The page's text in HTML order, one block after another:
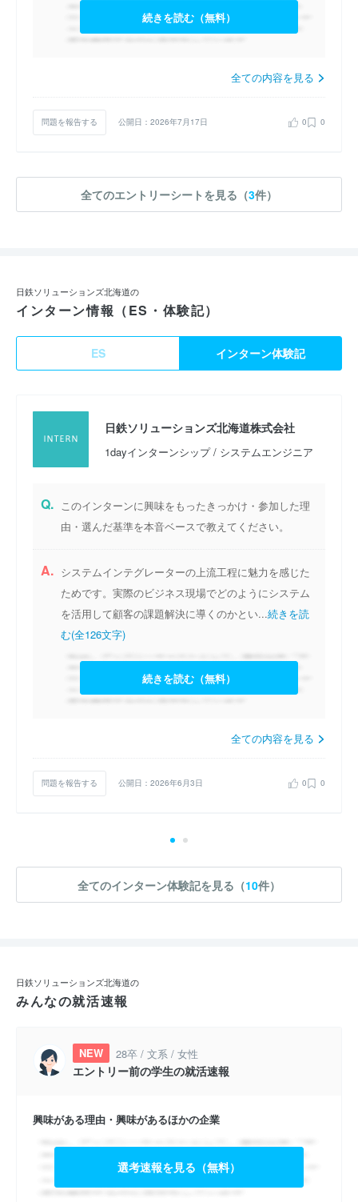
続きを読む（無料）
全ての内容を見る
問題を報告する 公開日：2026年7月17日 0 0
全てのエントリーシートを見る（3件）
日鉄ソリューションズ北海道の
インターン情報（ES・体験記）
ES インターン体験記
日鉄ソリューションズ北海道株式会社
1dayインターンシップ / システムエンジニア
Q. このインターンに興味をもったきっかけ・参加した理
由・選んだ基準を本音ベースで教えてください。
A. システムインテグレーターの上流工程に魅力を感じた
ためです。実際のビジネス現場でどのようにシステム
を活用して顧客の課題解決に導くのかとい...続きを読
む(全126文字)
続きを読む（無料）
全ての内容を見る
問題を報告する 公開日：2026年6月3日 0 0
全てのインターン体験記を見る（10件）
日鉄ソリューションズ北海道の
みんなの就活速報
NEW 28卒 / 文系 / 女性
エントリー前の学生の就活速報
興味がある理由・興味があるほかの企業
選考速報を見る（無料）